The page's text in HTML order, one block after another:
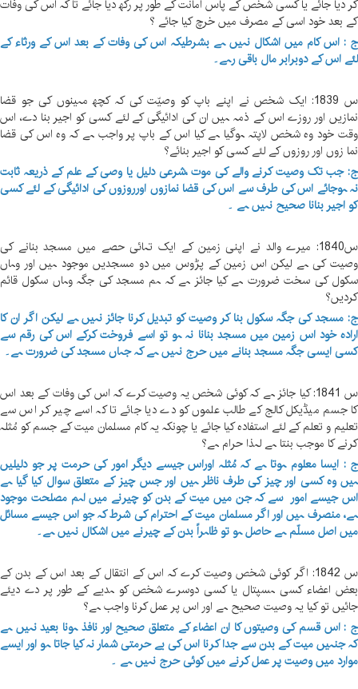
کر دیا جائے یا کسی شخص کے پاس امانت کے طور پر رکھ دیا جائے تا کہ اس کی وفات
کے بعد خود اسی کے مصرف میں خرچ کیا جائے ؟
ج : اس کام میں اشکال نہیں ہے بشرطیکہ اس کی وفات کے بعد اس کے ورثاء کے
لئے اس کے دوبرابر مال باقی رہے۔
س 1839: ایک شخص نے اپنے باپ کو وصیّت کی کہ کچھ مہینوں کی جو قضا
نمازیں اور روزے اس کے ذمہ ہیں ان کی ادائیگی کے لئے کسی کو اجیر بنا دے، اس
وقت خود وہ شخص لاپتہ ہوگیا ہے کیا اس کے باپ پر واجب ہے کہ وہ اس کی قضا
نما زوں اور روزوں کے لئے کسی کو اجیر بنائے؟
ج: جب تک وصیت کرنے والے کی موت ،شرعی دلیل یا وصی کے علم کے ذریعہ ثابت
نہ ہوجائے اس کی طرف سے اس کی قضا نمازوں اورروزوں کی ادائیگی کے لئے کسی
کو اجیر بنانا صحیح نہیں ہے ۔
س1840: میرے والد نے اپنی زمین کے ایک تہائی حصے میں مسجد بنانے کی
وصیت کی ہے لیکن اس زمین کے پڑوس میں دو مسجدیں موجود ہیں اور وہاں
سکول کی سخت ضرورت ہے کیا جائز ہے کہ ہم مسجد کی جگہ وہاں سکول قائم
کردیں؟
ج: مسجد کی جگہ سکول بنا کر وصیت کو تبدیل کرنا جائز نہیں ہے لیکن اگر ان کا
ارادہ خود اس زمین میں مسجد بنانا نہ ہو تو اسے فروخت کرکے اس کی رقم سے
کسی ایسی جگہ مسجد بنانے میں حرج نہیں ہے کہ جہاں مسجد کی ضرورت ہے۔
س 1841: کیا جائز ہے کہ کوئی شخص یہ وصیت کرے کہ اس کی وفات کے بعد اس
کا جسم میڈیکل کالج کے طالب علموں کو دے دیا جائے تا کہ اسے چیر کر اس سے
تعلیم و تعلم کے لئے استفادہ کیا جائے یا چونکہ یہ کام مسلمان میت کے جسم کو مُثلہ
کرنے کا موجب بنتا ہے لہذا حرام ہے؟
ج : ایسا معلوم ہوتا ہے کہ مُثلہ اوراس جیسے دیگر امور کی حرمت پر جو دلیلیں
ہیں وہ کسی اور چیز کی طرف ناظر ہیں اور جس چیز کے متعلق سوال کیا گیا ہے
اس جیسے امور سے کہ جن میں میت کے بدن کو چیرنے میں اہم مصلحت موجود
ہے، منصرف ہیں اور اگر مسلمان میت کے احترام کی شرط کہ جو اس جیسے مسائل
میں اصل مسلّم ہے حاصل ہو تو ظاہراً بدن کے چیرنے میں اشکال نہیں ہے۔
س 1842: اگر کوئی شخص وصیت کرے کہ اس کے انتقال کے بعد اس کے بدن کے
بعض اعضاء کسی ہسپتال یا کسی دوسرے شخص کو ہدیے کے طور پر دے دیئے
جائیں تو کیا یہ وصیت صحیح ہے اور اس پر عمل کرنا واجب ہے؟
ج : اس قسم کی وصیتوں کا ان اعضاء کے متعلق صحیح اور نافذ ہونا بعید نہیں ہے
کہ جنہیں میت کے بدن سے جدا کرنا اس کی بے حرمتی شمار نہ کیا جاتا ہو اور ایسے
موارد میں وصیت پر عمل کرنے میں کوئی حرج نہیں ہے ۔